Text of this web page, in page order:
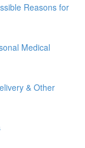
Reasons for
Medical
& Other